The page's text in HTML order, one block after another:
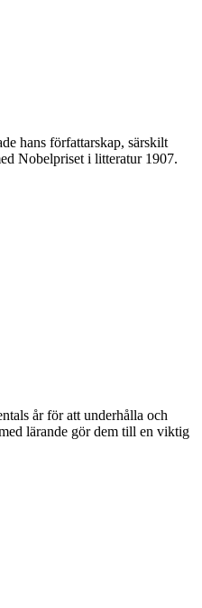
hans författarskap, särskilt
Nobelpriset i litteratur 1907.
år för att underhålla och
lärande gör dem till en viktig